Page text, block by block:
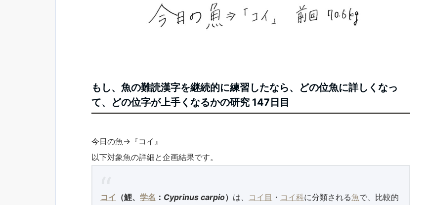
もし、魚の難読漢字を継続的に練習したなら、どの位魚に詳しくなっ
て、どの位字が上手くなるかの研究 147日目
今日の魚→『コイ』
以下対象魚の詳細と企画結果です。
コイ （鯉、 学名 ： Cyprinus carpio） は、 コイ目 ・ コイ科に分類される魚で、比較的